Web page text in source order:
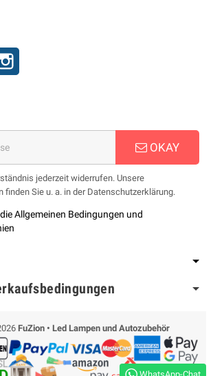
OKAY
jederzeit widerrufen. Unsere
finden Sie u. a. in der Datenschutzerklärung.
Allgemeinen Bedingungen und
FuZion • Led Lampen und Autozubehör